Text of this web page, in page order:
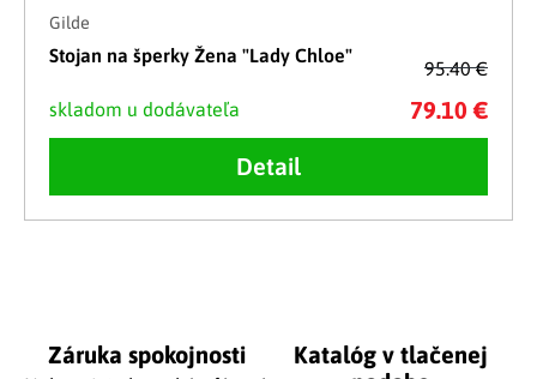
95.40 €
Gilde
Stojan na šperky Žena "Lady Chloe"
skladom u dodávateľa 79.10 €
Detail
Záruka spokojnosti
Katalóg v tlačenej